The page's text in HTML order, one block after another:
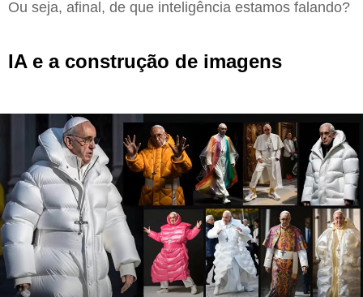
Ou seja, afinal, de que inteligência estamos falando?
IA e a construção de imagens